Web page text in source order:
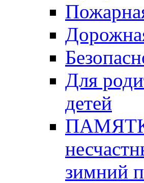
Для
детей
зимний